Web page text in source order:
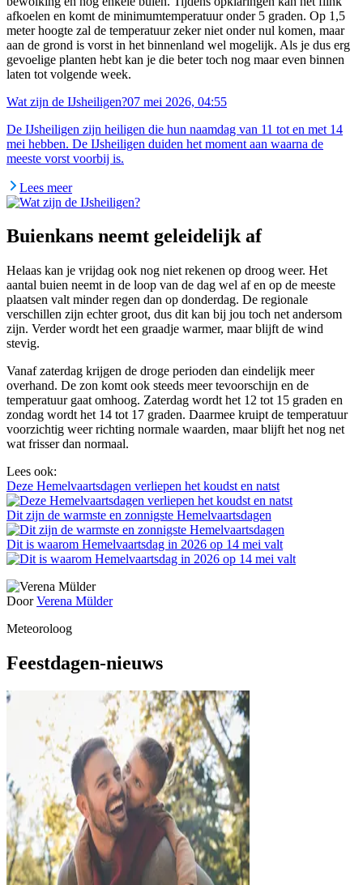
afkoelen en komt de minimumtemperatuur onder 5 graden. Op 1,5
meter hoogte zal de temperatuur zeker niet onder nul komen, maar
aan de grond is vorst in het binnenland wel mogelijk. Als je dus erg
gevoelige planten hebt kan je die beter toch nog maar even binnen
laten tot volgende week.
Wat zijn de IJsheiligen?07 mei 2026, 04:55
De IJsheiligen zijn heiligen die hun naamdag van 11 tot en met 14
mei hebben. De IJsheiligen duiden het moment aan waarna de
meeste vorst voorbij is.
Lees meer
Buienkans neemt geleidelijk af
Helaas kan je vrijdag ook nog niet rekenen op droog weer. Het
aantal buien neemt in de loop van de dag wel af en op de meeste
plaatsen valt minder regen dan op donderdag. De regionale
verschillen zijn echter groot, dus dit kan bij jou toch net andersom
zijn. Verder wordt het een graadje warmer, maar blijft de wind
stevig.
Vanaf zaterdag krijgen de droge perioden dan eindelijk meer
overhand. De zon komt ook steeds meer tevoorschijn en de
temperatuur gaat omhoog. Zaterdag wordt het 12 tot 15 graden en
zondag wordt het 14 tot 17 graden. Daarmee kruipt de temperatuur
voorzichtig weer richting normale waarden, maar blijft het nog net
wat frisser dan normaal.
Lees ook:
Deze Hemelvaartsdagen verliepen het koudst en natst
Dit zijn de warmste en zonnigste Hemelvaartsdagen
Dit is waarom Hemelvaartsdag in 2026 op 14 mei valt
DoorVerena Mülder
Meteoroloog
Feestdagen-nieuws